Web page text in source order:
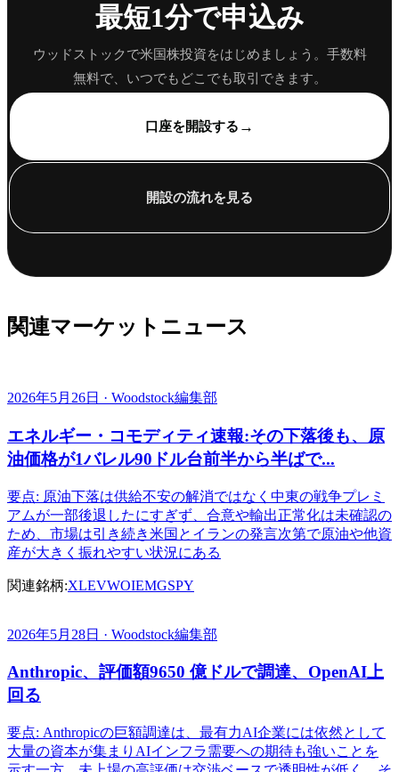
最短1分で申込み
ウッドストックで米国株投資をはじめましょう。手数料
無料で、いつでもどこでも取引できます。
口座を開設する →
開設の流れを見る
関連マーケットニュース
2026年5月26日 · Woodstock編集部
エネルギー・コモディティ速報:その下落後も、原
油価格が1バレル90ドル台前半から半ばで...
要点: 原油下落は供給不安の解消ではなく中東の戦争プレミ
アムが一部後退したにすぎず、合意や輸出正常化は未確認の
ため、市場は引き続き米国とイランの発言次第で原油や他資
産が大きく振れやすい状況にある
関連銘柄:XLEVWOIEMGSPY
2026年5月28日 · Woodstock編集部
Anthropic、評価額9650 億ドルで調達、OpenAI上
回る
要点: Anthropicの巨額調達は、最有力AI企業には依然として
大量の資本が集まりAIインフラ需要への期待も強いことを